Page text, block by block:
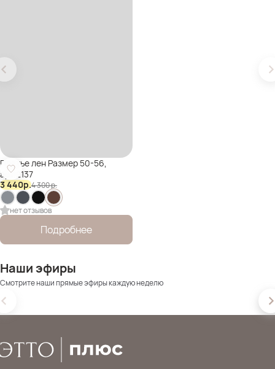
Платье лен Размер 50-56,
арт.2137
3 440р.4 300р.
нет отзывов
Подробнее
Наши эфиры
Смотрите наши прямые эфиры каждую неделю